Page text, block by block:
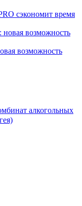
сэкономит время
возможность
алкогольных